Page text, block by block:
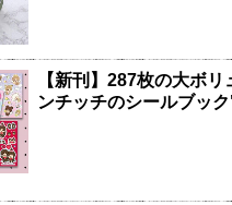
【新刊】287枚の大ボリ
ンチッチのシールブッ